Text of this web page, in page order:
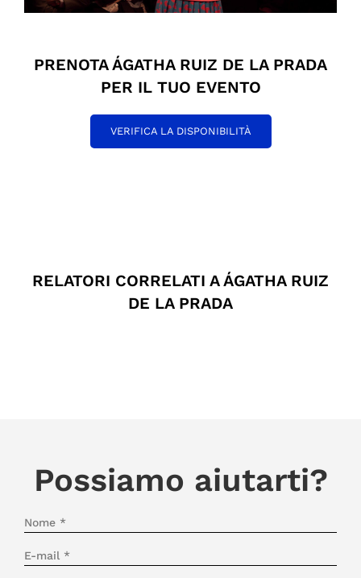
PRENOTA ÁGATHA RUIZ DE LA PRADA
PER IL TUO EVENTO
VERIFICA LA DISPONIBILITÀ
RELATORI CORRELATI A ÁGATHA RUIZ
DE LA PRADA
Possiamo aiutarti?